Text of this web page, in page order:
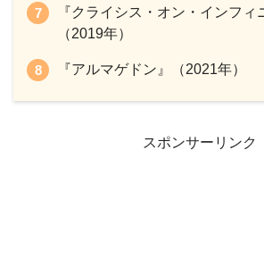
『クライシス・オン・インフィ
（2019年）
『アルマゲドン』（2021年）
スポンサーリンク